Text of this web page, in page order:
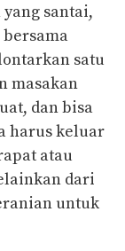
santai,
satu
masakan
dan bisa
harus keluar
atau
dari
untuk